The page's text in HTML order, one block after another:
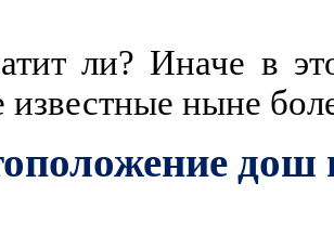
ли? Иначе в
известные ныне
дош